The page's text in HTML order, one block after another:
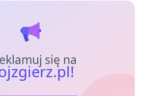
się na